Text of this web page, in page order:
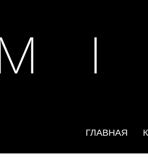
M I
ГЛАВНАЯ